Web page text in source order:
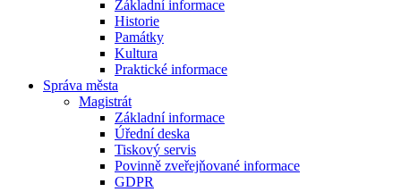
Základní informace
Historie
Památky
Kultura
Praktické informace
Správa města
Magistrát
Základní informace
Úřední deska
Tiskový servis
Povinně zveřejňované informace
GDPR